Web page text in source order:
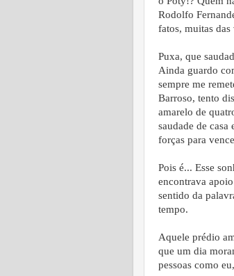
Rodolfo
fatos, muitas das
Puxa, que
Ainda guardo
sempre me
Barroso, tento
amarelo de
saudade de casa
forças para
Pois é... Esse
encontrava
sentido da
tempo.
Aquele prédio
que um dia
pessoas como